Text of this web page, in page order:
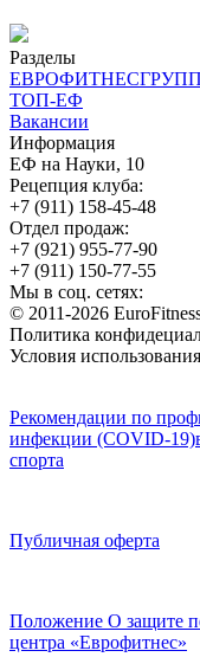
Разделы
ЕВРОФИТНЕСГРУПП
ТОП-ЕФ
Вакансии
Информация
ЕФ на Науки, 10
Рецепция клуба:
+7 (911) 158-45-48
Отдел продаж:
+7 (921) 955-77-90
+7 (911) 150-77-55
Мы в соц. сетях:
© 2011-2026
Политика
Условия
Рекомендации по
инфекции (COVID-
спорта
Публичная оферта
Положение О защите
центра «Еврофитнес»